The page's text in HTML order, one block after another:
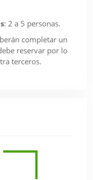
: 2 a 5 personas.
completar un
reservar por lo
terceros.